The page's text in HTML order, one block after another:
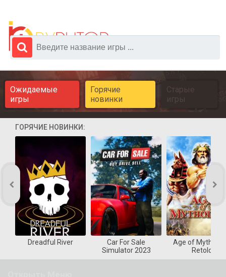
Ожидаемые
игры
Горячие
новинки
Старые
игры
ГОРЯЧИЕ НОВИНКИ:
Dreadful River
Car For Sale
Simulator 2023
Age of
Retold